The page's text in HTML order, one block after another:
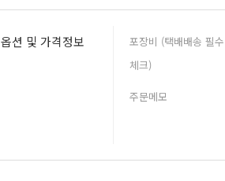
옵션 및 가격정보
포장비 (택배배송 필수
체크)
주문메모